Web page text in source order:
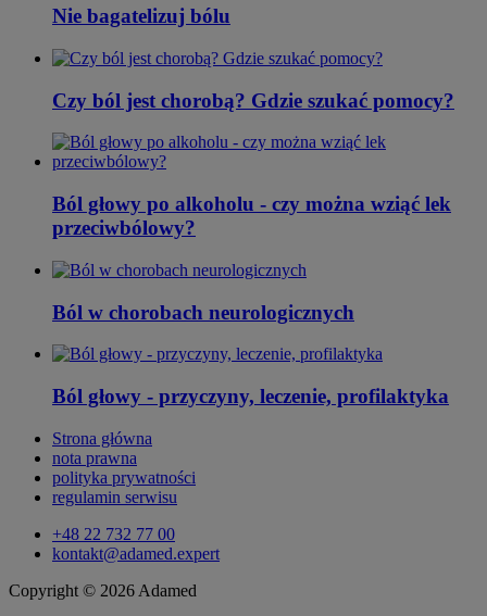
Nie bagatelizuj bólu
Czy ból jest chorobą? Gdzie szukać pomocy?
Ból głowy po alkoholu - czy można wziąć lek
przeciwbólowy?
Ból w chorobach neurologicznych
Ból głowy - przyczyny, leczenie, profilaktyka
Strona główna
nota prawna
polityka prywatności
regulamin serwisu
+48 22 732 77 00
kontakt@adamed.expert
Copyright © 2026 Adamed